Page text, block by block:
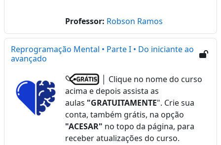
Professor: Robson Ramos
Reprogramação Mental • Parte I • Do iniciante ao
avançado
│ Clique no nome do curso
acima e depois assista as
aulas "GRATUITAMENTE". Crie sua
conta, também grátis, na opção
"ACESAR" no topo da página, para
receber atualizações do curso.